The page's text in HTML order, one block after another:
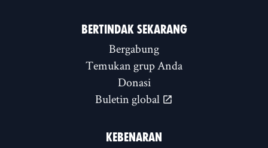
BERTINDAK SEKARANG
Bergabung
Temukan grup Anda
Donasi
Buletin global
KEBENARAN